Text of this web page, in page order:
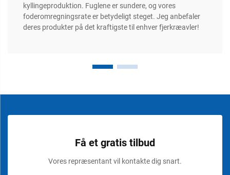
kyllingeproduktion. Fuglene er sundere, og vores
foderomregningsrate er betydeligt steget. Jeg anbefaler
deres produkter på det kraftigste til enhver fjerkræavler!
Få et gratis tilbud
Vores repræsentant vil kontakte dig snart.